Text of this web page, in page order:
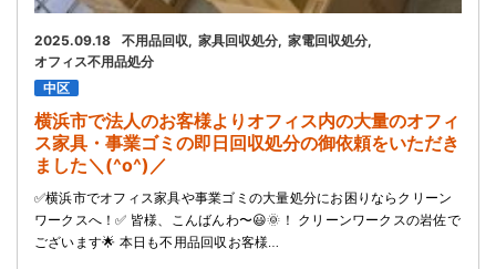
2025.09.18 不用品回収 家具回収処分 家電回収処分
オフィス不用品処分
中区
横浜市で法人のお客様よりオフィス内の大量のオフィ
ス家具・事業ゴミの即日回収処分の御依頼をいただき
ました＼(^o^)／
✅️横浜市でオフィス家具や事業ゴミの大量処分にお困りならクリーン
ワークスへ！✅️ 皆様、こんばんわ〜😃🌞！ クリーンワークスの岩佐で
ございます🌟 本日も不用品回収お客様…